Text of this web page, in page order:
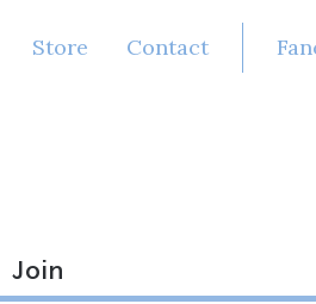
Store Contact
Join